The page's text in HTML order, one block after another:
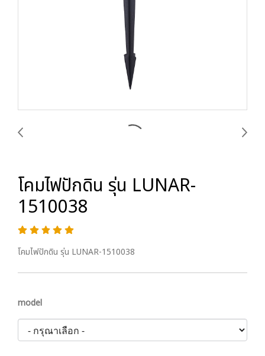
โคมไฟปักดิน รุ่น LUNAR-
1510038
โคมไฟปักดิน รุ่น LUNAR-1510038
model